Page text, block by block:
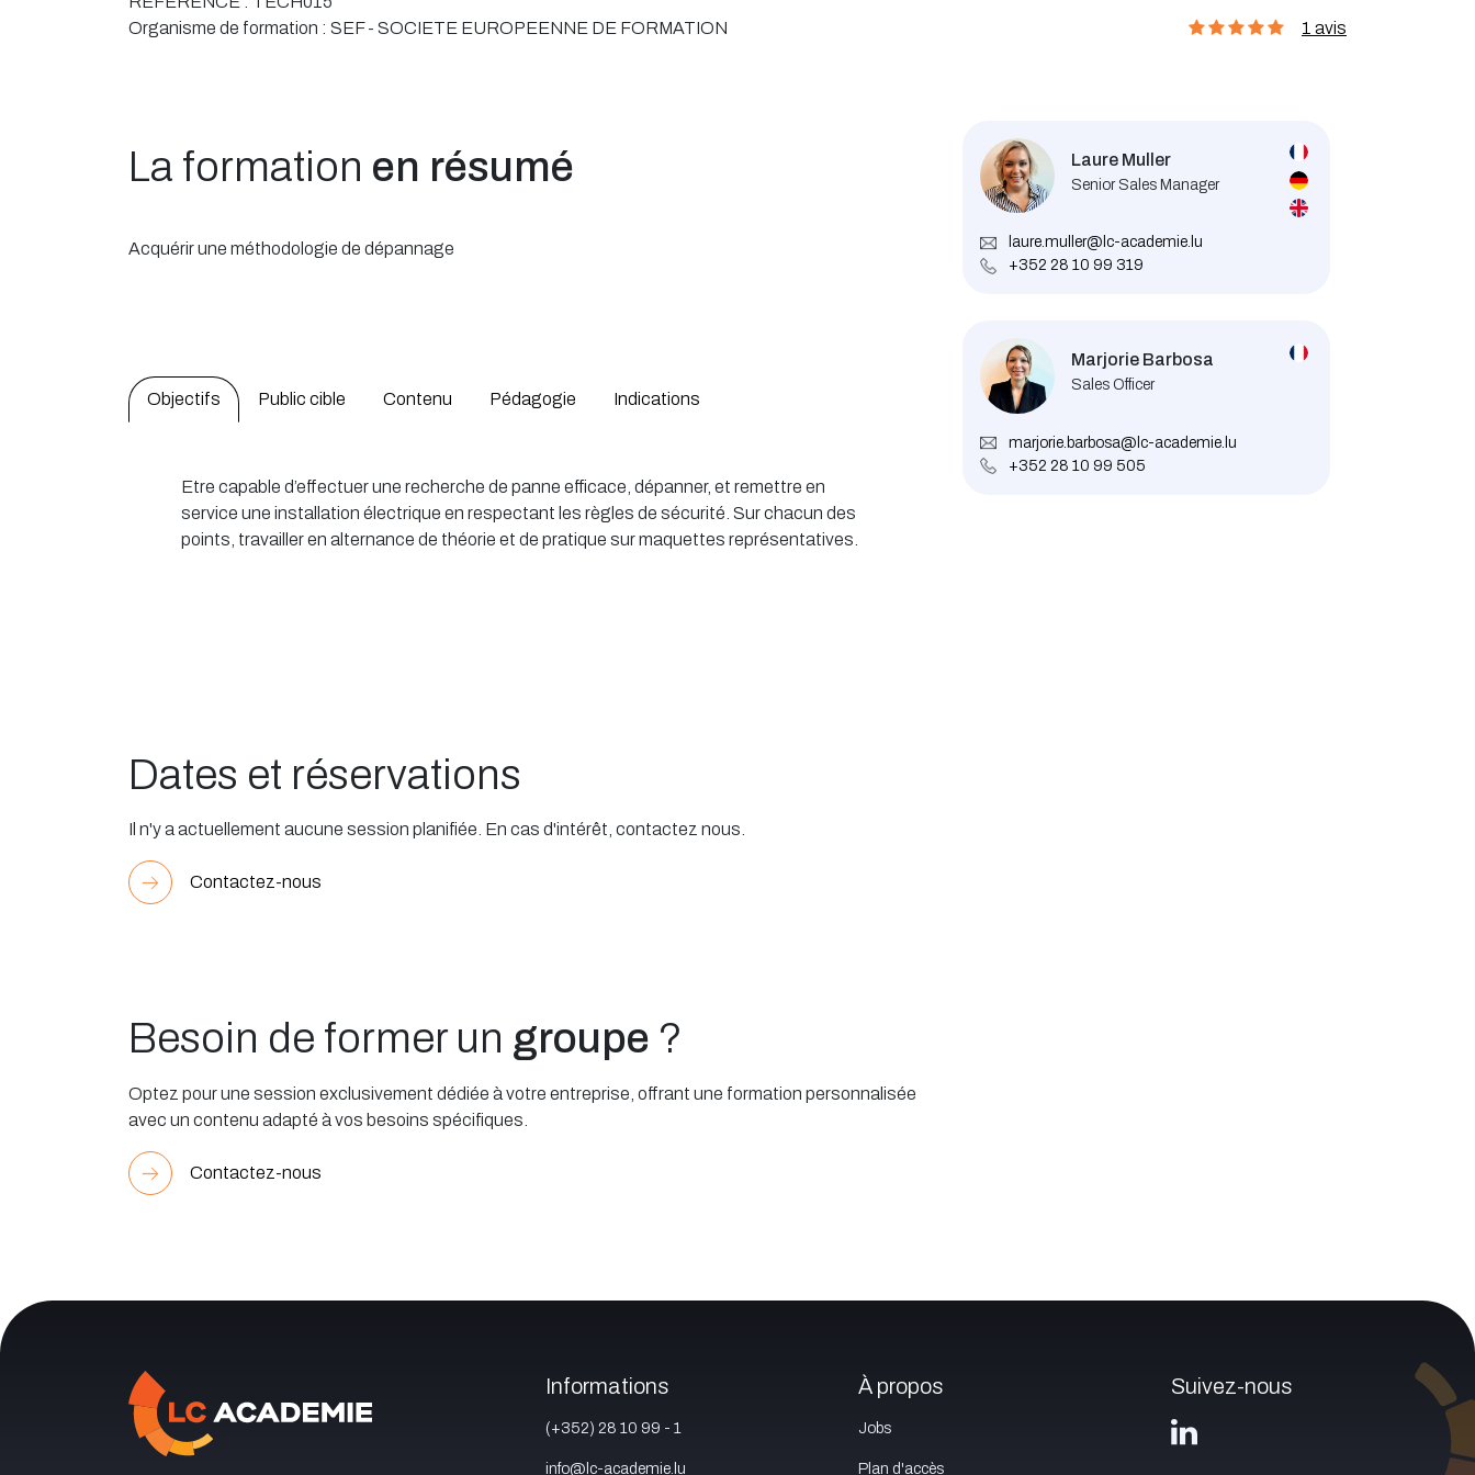
Organisme de formation : SEF - SOCIETE EUROPEENNE DE FORMATION 1 avis
La formation en résumé
Acquérir une méthodologie de dépannage
Objectifs Public cible Contenu Pédagogie Indications
Etre capable d’effectuer une recherche de panne efficace, dépanner, et remettre en
service une installation électrique en respectant les règles de sécurité. Sur chacun des
points, travailler en alternance de théorie et de pratique sur maquettes représentatives.
Dates et réservations
Il n'y a actuellement aucune session planifiée. En cas d'intérêt, contactez nous.
Contactez-nous
Besoin de former un groupe ?
Optez pour une session exclusivement dédiée à votre entreprise, offrant une formation personnalisée
avec un contenu adapté à vos besoins spécifiques.
Contactez-nous
Laure Muller
Senior Sales Manager
laure.muller@lc-academie.lu
+352 28 10 99 319
Marjorie Barbosa
Sales Officer
marjorie.barbosa@lc-academie.lu
+352 28 10 99 505
Informations
(+352) 28 10 99 - 1
info@lc-academie.lu
À propos
Jobs
Plan d'accès
Suivez-nous